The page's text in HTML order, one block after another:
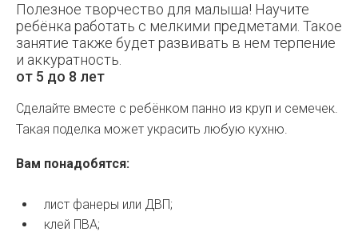
Полезное творчество для малыша! Научите
ребёнка работать с мелкими предметами. Такое
занятие также будет развивать в нем терпение
и аккуратность.
от 5 до 8 лет
Сделайте вместе с ребёнком панно из круп и семечек.
Такая поделка может украсить любую кухню.
Вам понадобятся:
лист фанеры или ДВП;
клей ПВА;